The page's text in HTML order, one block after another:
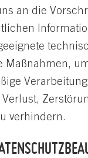
an die
Maßnahmen,
verhindern.